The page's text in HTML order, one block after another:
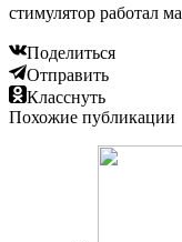
стимулятор работал
Поделиться
Отправить
Класснуть
Похожие публикации